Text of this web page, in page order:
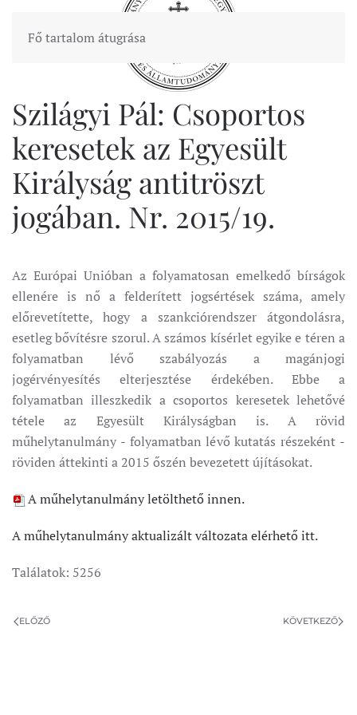
Fő tartalom átugrása
Szilágyi Pál: Csoportos
keresetek az Egyesült
Királyság antitröszt
jogában. Nr. 2015/19.
Az Európai Unióban a folyamatosan emelkedő bírságok
ellenére is nő a felderített jogsértések száma, amely
előrevetítette, hogy a szankciórendszer átgondolásra,
esetleg bővítésre szorul. A számos kísérlet egyike e téren a
folyamatban lévő szabályozás a magánjogi
jogérvényesítés elterjesztése érdekében. Ebbe a
folyamatban illeszkedik a csoportos keresetek lehetővé
tétele az Egyesült Királyságban is. A rövid
műhelytanulmány - folyamatban lévő kutatás részeként -
röviden áttekinti a 2015 őszén bevezetett újításokat.
A műhelytanulmány letölthető innen.
A műhelytanulmány aktualizált változata elérhető itt.
Találatok: 5256
ELŐZŐ KÖVETKEZŐ